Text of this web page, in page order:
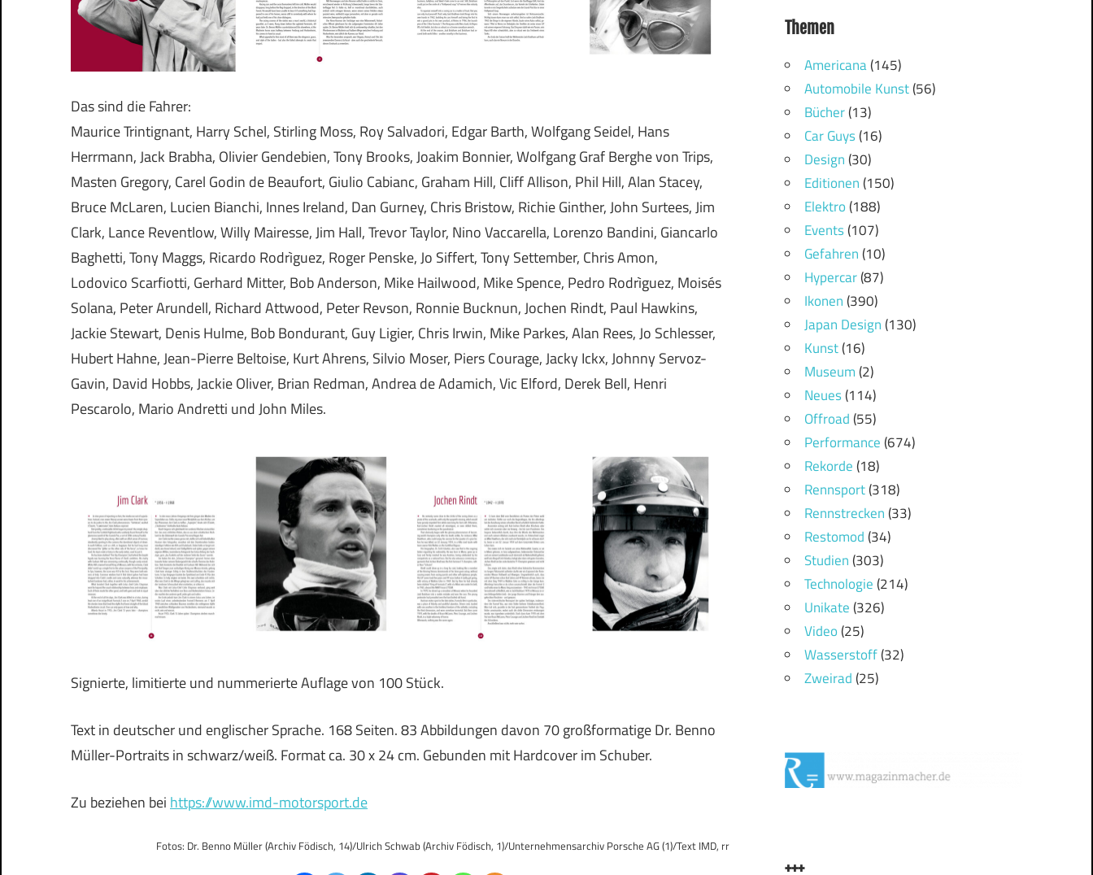
Das sind die Fahrer:
Maurice Trintignant, Harry Schel, Stirling Moss, Roy Salvadori, Edgar Barth, Wolfgang Seidel, Hans
Herrmann, Jack Brabha, Olivier Gendebien, Tony Brooks, Joakim Bonnier, Wolfgang Graf Berghe von Trips,
Masten Gregory, Carel Godin de Beaufort, Giulio Cabianc, Graham Hill, Cliff Allison, Phil Hill, Alan Stacey,
Bruce McLaren, Lucien Bianchi, Innes Ireland, Dan Gurney, Chris Bristow, Richie Ginther, John Surtees, Jim
Clark, Lance Reventlow, Willy Mairesse, Jim Hall, Trevor Taylor, Nino Vaccarella, Lorenzo Bandini, Giancarlo
Baghetti, Tony Maggs, Ricardo Rodrìguez, Roger Penske, Jo Siffert, Tony Settember, Chris Amon,
Lodovico Scarfiotti, Gerhard Mitter, Bob Anderson, Mike Hailwood, Mike Spence, Pedro Rodrìguez, Moisés
Solana, Peter Arundell, Richard Attwood, Peter Revson, Ronnie Bucknun, Jochen Rindt, Paul Hawkins,
Jackie Stewart, Denis Hulme, Bob Bondurant, Guy Ligier, Chris Irwin, Mike Parkes, Alan Rees, Jo Schlesser,
Hubert Hahne, Jean-Pierre Beltoise, Kurt Ahrens, Silvio Moser, Piers Courage, Jacky Ickx, Johnny Servoz-
Gavin, David Hobbs, Jackie Oliver, Brian Redman, Andrea de Adamich, Vic Elford, Derek Bell, Henri
Pescarolo, Mario Andretti und John Miles.
Signierte, limitierte und nummerierte Auflage von 100 Stück.
Text in deutscher und englischer Sprache. 168 Seiten. 83 Abbildungen davon 70 großformatige Dr. Benno
Müller-Portraits in schwarz/weiß. Format ca. 30 x 24 cm. Gebunden mit Hardcover im Schuber.
Zu beziehen bei https://www.imd-motorsport.de
Fotos: Dr. Benno Müller (Archiv Födisch, 14)/Ulrich Schwab (Archiv Födisch, 1)/Unternehmensarchiv Porsche AG (1)/Text IMD, rr
Themen
Americana(145)
Automobile Kunst(56)
Bücher(13)
Car Guys(16)
Design(30)
Editionen(150)
Elektro(188)
Events(107)
Gefahren(10)
Hypercar(87)
Ikonen(390)
Japan Design(130)
Kunst(16)
Museum(2)
Neues(114)
Offroad(55)
Performance(674)
Rekorde(18)
Rennsport(318)
Rennstrecken(33)
Restomod(34)
Studien(303)
Technologie(214)
Unikate(326)
Video(25)
Wasserstoff(32)
Zweirad(25)
+++